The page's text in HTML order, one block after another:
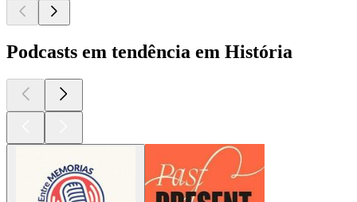
Podcasts em tendência em História